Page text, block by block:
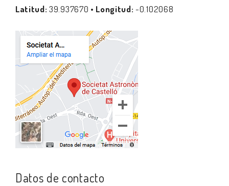
Latitud: 39.937670 • Longitud: -0.102068
Datos de contacto